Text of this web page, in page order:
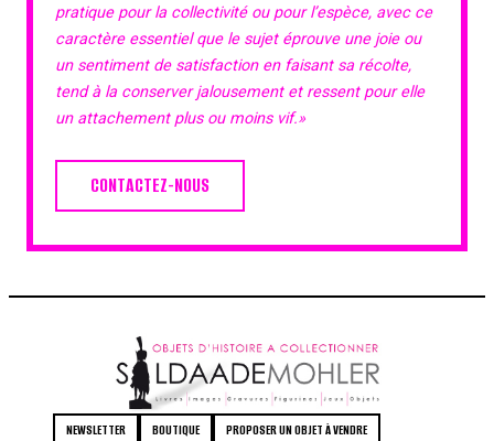
pratique pour la collectivité ou pour l’espèce, avec ce
caractère essentiel que le sujet éprouve une joie ou
un sentiment de satisfaction en faisant sa récolte,
tend à la conserver jalousement et ressent pour elle
un attachement plus ou moins vif.»
CONTACTEZ-NOUS
NEWSLETTER BOUTIQUE PROPOSER UN OBJET À VENDRE